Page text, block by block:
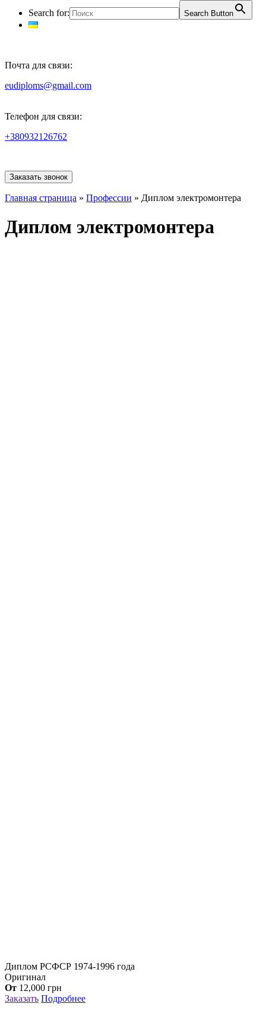
Search for:
Search Button
Почта для связи:
eudiploms@gmail.com
Телефон для связи:
+380932126762
Заказать звонок
Главная страница » Профессии » Диплом электромонтера
Диплом электромонтера
Диплом РСФСР 1974-1996 года
Оригинал
От 12,000 грн
Заказать Подробнее